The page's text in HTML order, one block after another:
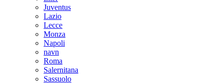
Juventus
Lazio
Lecce
Monza
Napoli
navn
Roma
Salernitana
Sassuolo